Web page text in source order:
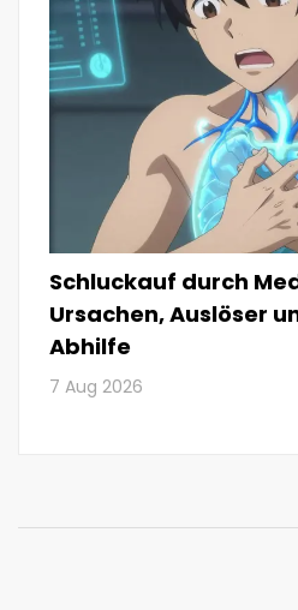
Schluckauf durch
Ursachen, Auslöser
Abhilfe
7 Aug 2026